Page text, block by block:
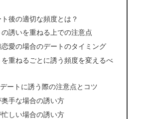
後の適切な頻度とは？
誘いを重ねる上での注意点
愛の場合のデートのタイミング
重ねるごとに誘う頻度を変えるべ
ートに誘う際の注意点とコツ
手な場合の誘い方
しい場合の誘い方